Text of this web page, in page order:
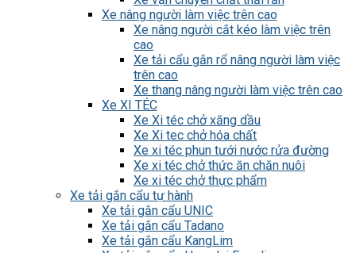
Xe nâng người làm việc trên cao
Xe nâng người cắt kéo làm việc trên
cao
Xe tải cẩu gắn rổ nâng người làm việc
trên cao
Xe thang nâng người làm việc trên cao
Xe XI TÉC
Xe Xi téc chở xăng dầu
Xe Xi tec chở hóa chất
Xe xi téc phun tưới nước rửa đường
Xe xi téc chở thức ăn chăn nuôi
Xe xi téc chở thực phẩm
Xe tải gắn cẩu tự hành
Xe tải gắn cẩu UNIC
Xe tải gắn cẩu Tadano
Xe tải gắn cẩu KangLim